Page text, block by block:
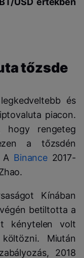
tőzsde
és
piacon.
hogy rengeteg
a tőzsdén
A Binance 2017-
Kínában
betiltotta a
kénytelen volt
Miután
2018